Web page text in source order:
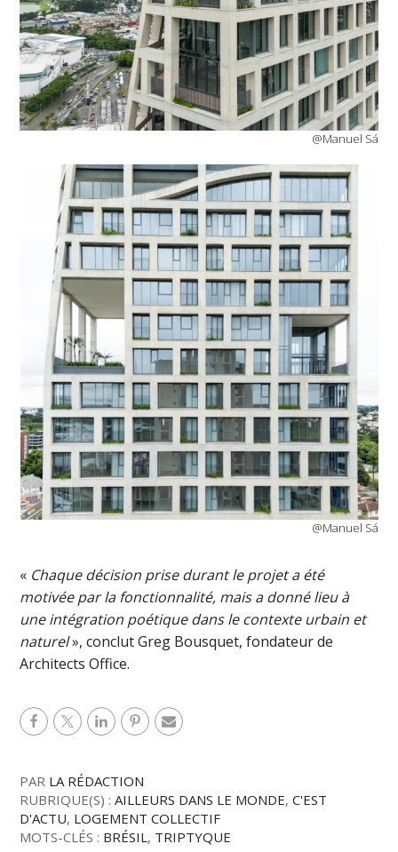
@Manuel Sá
@Manuel Sá
« Chaque décision prise durant le projet a été
motivée par la fonctionnalité, mais a donné lieu à
une intégration poétique dans le contexte urbain et
naturel», conclut Greg Bousquet, fondateur de
Architects Office.
PAR LA RÉDACTION
RUBRIQUE(S) :AILLEURS DANS LE MONDE,C'EST
D'ACTU, LOGEMENT COLLECTIF
MOTS-CLÉS : BRÉSIL, TRIPTYQUE